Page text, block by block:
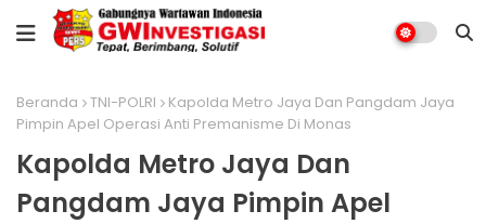
Beranda TNI-POLRI
Kapolda Metro Jaya Dan Pangdam Jaya
Pimpin Apel Operasi Anti Premanisme Di Monas
Kapolda Metro Jaya Dan
Pangdam Jaya Pimpin Apel